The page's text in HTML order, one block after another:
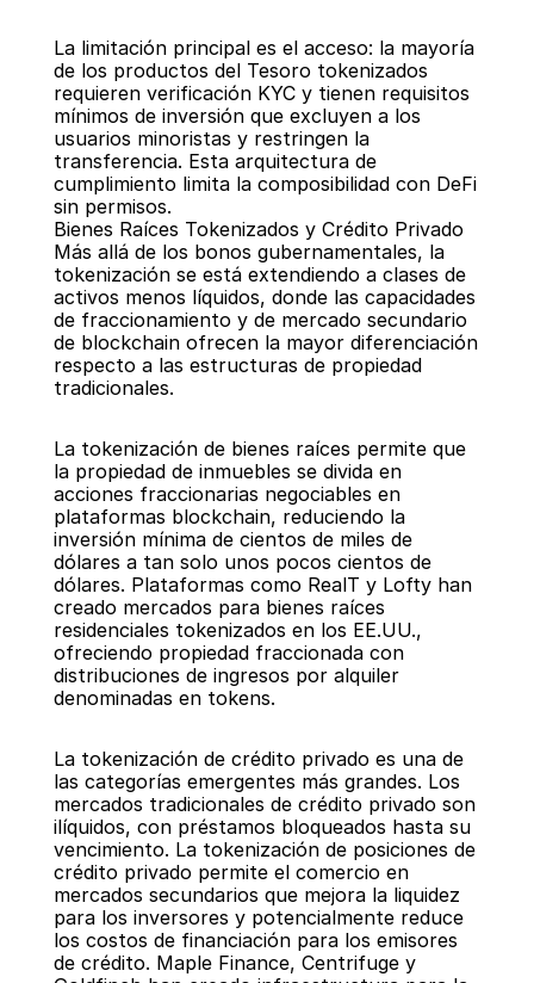
La limitación principal es el acceso: la mayoría
de los productos del Tesoro tokenizados
requieren verificación KYC y tienen requisitos
mínimos de inversión que excluyen a los
usuarios minoristas y restringen la
transferencia. Esta arquitectura de
cumplimiento limita la composibilidad con DeFi
sin permisos.
Bienes Raíces Tokenizados y Crédito Privado
Más allá de los bonos gubernamentales, la
tokenización se está extendiendo a clases de
activos menos líquidos, donde las capacidades
de fraccionamiento y de mercado secundario
de blockchain ofrecen la mayor diferenciación
respecto a las estructuras de propiedad
tradicionales.
La tokenización de bienes raíces permite que
la propiedad de inmuebles se divida en
acciones fraccionarias negociables en
plataformas blockchain, reduciendo la
inversión mínima de cientos de miles de
dólares a tan solo unos pocos cientos de
dólares. Plataformas como RealT y Lofty han
creado mercados para bienes raíces
residenciales tokenizados en los EE.UU.,
ofreciendo propiedad fraccionada con
distribuciones de ingresos por alquiler
denominadas en tokens.
La tokenización de crédito privado es una de
las categorías emergentes más grandes. Los
mercados tradicionales de crédito privado son
ilíquidos, con préstamos bloqueados hasta su
vencimiento. La tokenización de posiciones de
crédito privado permite el comercio en
mercados secundarios que mejora la liquidez
para los inversores y potencialmente reduce
los costos de financiación para los emisores
de crédito. Maple Finance, Centrifuge y